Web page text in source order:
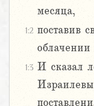
месяца,
1:2 поставив
1:3 И сказал